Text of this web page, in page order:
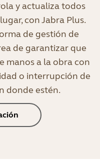
y actualiza todos
con Jabra Plus.
de gestión de
de garantizar que
manos a la obra con
o interrupción de
donde estén.